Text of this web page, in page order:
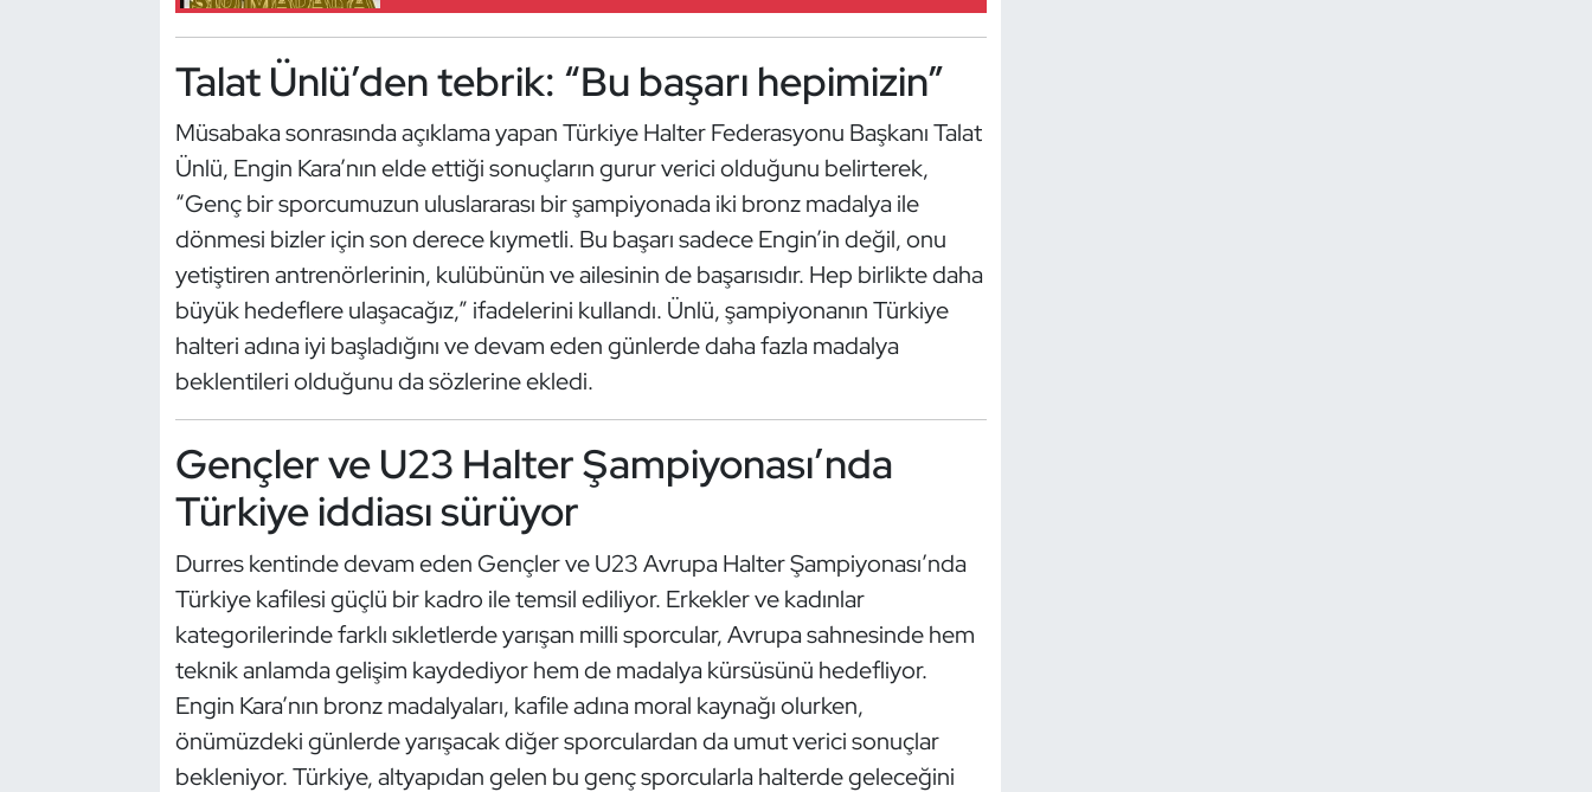
Talat Ünlü’den tebrik: “Bu başarı hepimizin”
Müsabaka sonrasında açıklama yapan Türkiye Halter Federasyonu Başkanı Talat
Ünlü, Engin Kara’nın elde ettiği sonuçların gurur verici olduğunu belirterek,
“Genç bir sporcumuzun uluslararası bir şampiyonada iki bronz madalya ile
dönmesi bizler için son derece kıymetli. Bu başarı sadece Engin’in değil, onu
yetiştiren antrenörlerinin, kulübünün ve ailesinin de başarısıdır. Hep birlikte daha
büyük hedeflere ulaşacağız,” ifadelerini kullandı. Ünlü, şampiyonanın Türkiye
halteri adına iyi başladığını ve devam eden günlerde daha fazla madalya
beklentileri olduğunu da sözlerine ekledi.
Gençler ve U23 Halter Şampiyonası’nda
Türkiye iddiası sürüyor
Durres kentinde devam eden Gençler ve U23 Avrupa Halter Şampiyonası’nda
Türkiye kafilesi güçlü bir kadro ile temsil ediliyor. Erkekler ve kadınlar
kategorilerinde farklı sıkletlerde yarışan milli sporcular, Avrupa sahnesinde hem
teknik anlamda gelişim kaydediyor hem de madalya kürsüsünü hedefliyor.
Engin Kara’nın bronz madalyaları, kafile adına moral kaynağı olurken,
önümüzdeki günlerde yarışacak diğer sporculardan da umut verici sonuçlar
bekleniyor. Türkiye, altyapıdan gelen bu genç sporcularla halterde geleceğini
Modern Pentatlon
Motor Sporları
Oryantiring
Özel Sporcular